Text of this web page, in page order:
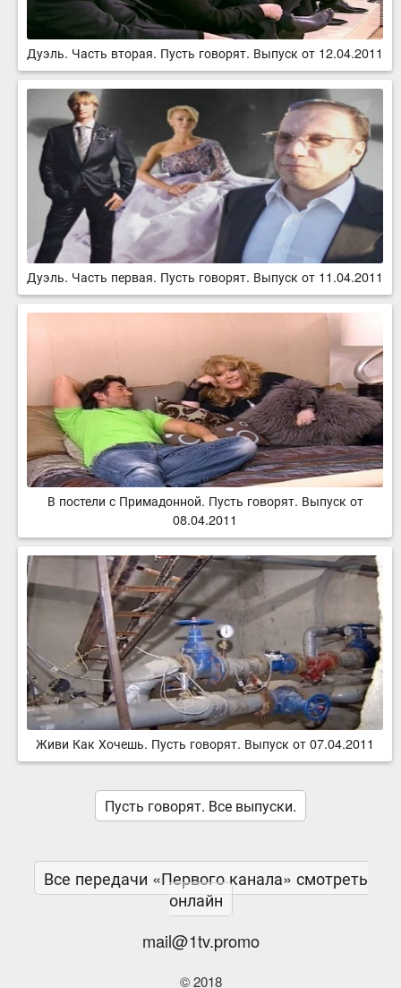
Дуэль. Часть вторая. Пусть говорят. Выпуск от 12.04.2011
Дуэль. Часть первая. Пусть говорят. Выпуск от 11.04.2011
В постели с Примадонной. Пусть говорят. Выпуск от
08.04.2011
Живи Как Хочешь. Пусть говорят. Выпуск от 07.04.2011
Пусть говорят. Все выпуски.
Все передачи «Первого канала» смотреть
онлайн
mail@1tv.promo
© 2018